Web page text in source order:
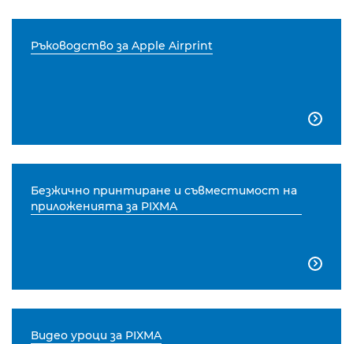
Ръководство за Apple Airprint

Безжично принтиране и съвместимост на
приложенията за PIXMA

Видео уроци за PIXMA